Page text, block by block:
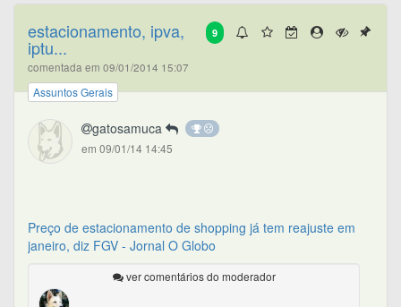
9
estacionamento, ipva,
iptu...
comentada em 09/01/2014 15:07
Assuntos Gerais
gatosamuca
em 09/01/14 14:45
Preço de estacionamento de shopping já tem reajuste em
janeiro, diz FGV - Jornal O Globo
ver comentários do moderador